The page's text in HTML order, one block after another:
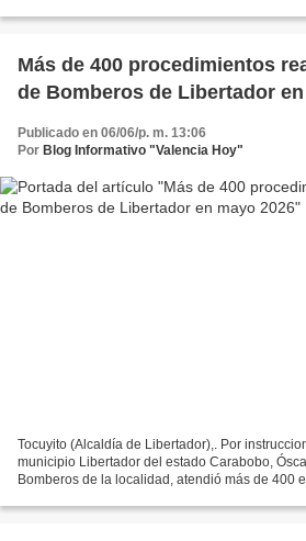
Más de 400 procedimientos
de Bomberos de Libertador
Publicado en 06/06/p. m. 13:06
Por Blog Informativo "Valencia Hoy"
Tocuyito (Alcaldía de Libertador),. Por
municipio Libertador del estado Carabobo,
Bomberos de la localidad, atendió más de 400